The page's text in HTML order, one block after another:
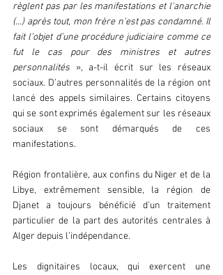
règlent pas par les manifestations et l‘anarchie
(…) après tout, mon frère n’est pas condamné. Il
fait l’objet d’une procédure judiciaire comme ce
fut le cas pour des ministres et autres
personnalités », a-t-il écrit sur les réseaux
sociaux. D’autres personnalités de la région ont
lancé des appels similaires. Certains citoyens
qui se sont exprimés également sur les réseaux
sociaux se sont démarqués de ces
manifestations.
Région frontalière, aux confins du Niger et de la
Libye, extrêmement sensible, la région de
Djanet a toujours bénéficié d’un traitement
particulier de la part des autorités centrales à
Alger depuis l’indépendance.
Les dignitaires locaux, qui exercent une